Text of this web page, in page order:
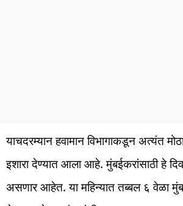
याचदरम्यान हवामान विभागाकडून अत्यंत
इशारा देण्यात आला आहे. मुंबईकरांसाठी हे
असणार आहेत. या महिन्यात तब्बल ६ वेळा